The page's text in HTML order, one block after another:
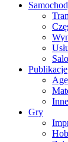
Publikacje
Gry